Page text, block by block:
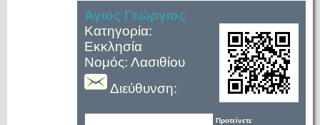
Άγιος Γεώργιος
Κατηγορία:
Εκκλησία
Νομός: Λασιθίου
Διεύθυνση:
Προτείνετε